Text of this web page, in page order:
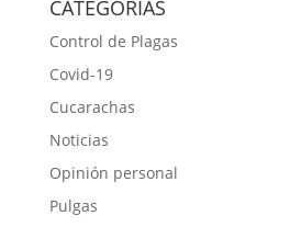
CATEGORIAS
Control de Plagas
Covid-19
Cucarachas
Noticias
Opinión personal
Pulgas